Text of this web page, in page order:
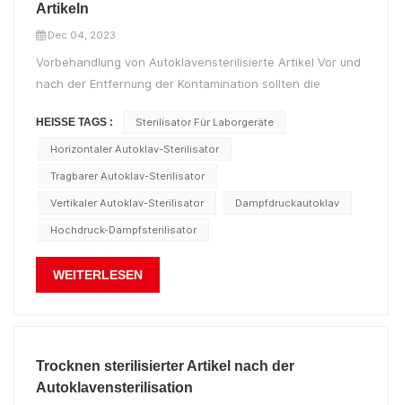
Artikeln
Dec 04, 2023
Vorbehandlung von Autoklavensterilisierte Artikel Vor und
nach der Entfernung der Kontamination sollten die
unterschieden und deutlich gekennzeichnet werden, um
Kreuzinfektionen zu verhindern; Medizinische Instrumente,
Laken, Kleidung usw....
HEISSE TAGS : Sterilisator Für Laborgeräte
Horizontaler Autoklav-Sterilisator
Tragbarer Autoklav-Sterilisator
Vertikaler Autoklav-Sterilisator Dampfdruckautoklav
Hochdruck-Dampfsterilisator
WEITERLESEN
Trocknen sterilisierter Artikel nach der
Autoklavensterilisation